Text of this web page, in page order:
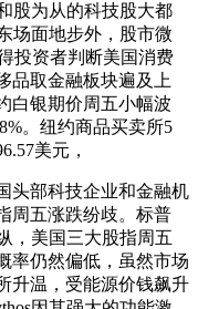
股为从的科技股大都
场面地步外，股市微
投资者判断美国消费
品取金融板块遍及上
白银期价周五小幅波
。纽约商品买卖所5
美元，
部科技企业和金融机
周五涨跌纷歧。标普
，美国三大股指周五
率仍然偏低，虽然市场
升温，受能源价钱飙升